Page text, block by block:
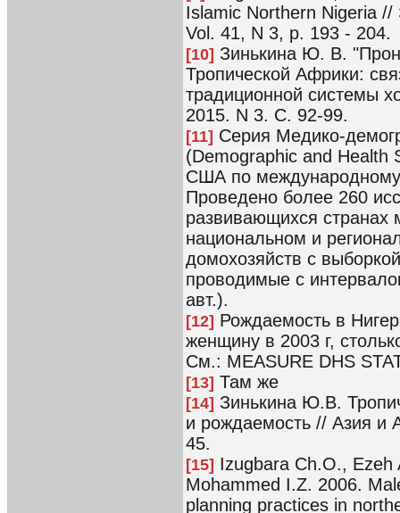
Islamic Northern Nigeria
Vol. 41, N 3, p. 193 - 204.
[10] Зинькина Ю. В.
Тропической Африки:
традиционной системы
2015. N 3. С. 92-99.
[11] Серия Медико-
(Demographic and Health
США по международному
Проведено более 260
развивающихся странах
национальном и
домохозяйств с
проводимые с
авт.).
[12] Рождаемость в
женщину в 2003 г,
См.: MEASURE DHS
[13] Там же
[14] Зинькина Ю.В.
и рождаемость // Азия и
45.
[15] Izugbara Ch.O.,
Mohammed I.Z. 2006.
planning practices in